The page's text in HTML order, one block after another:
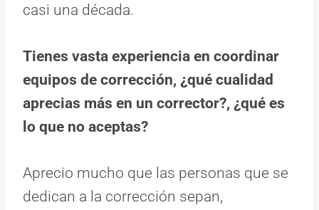
casi una década.
Tienes vasta experiencia en coordinar
equipos de corrección, ¿qué cualidad
aprecias más en un corrector?, ¿qué es
lo que no aceptas?
Aprecio mucho que las personas que se
dedican a la corrección sepan,